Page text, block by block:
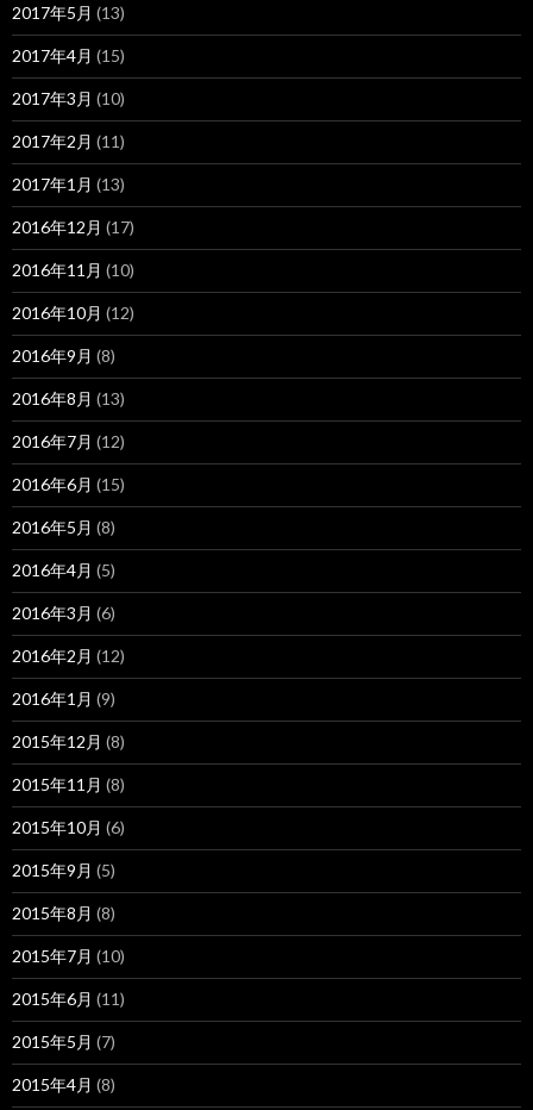
2017年5月 (13)
2017年4月 (15)
2017年3月 (10)
2017年2月 (11)
2017年1月 (13)
2016年12月 (17)
2016年11月 (10)
2016年10月 (12)
2016年9月 (8)
2016年8月 (13)
2016年7月 (12)
2016年6月 (15)
2016年5月 (8)
2016年4月 (5)
2016年3月 (6)
2016年2月 (12)
2016年1月 (9)
2015年12月 (8)
2015年11月 (8)
2015年10月 (6)
2015年9月 (5)
2015年8月 (8)
2015年7月 (10)
2015年6月 (11)
2015年5月 (7)
2015年4月 (8)